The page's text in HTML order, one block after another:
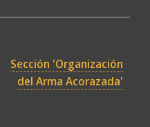
Sección 'Organización
del Arma Acorazada'